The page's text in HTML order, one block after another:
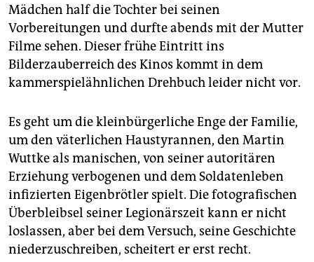
Mädchen half die Tochter bei seinen
Vorbereitungen und durfte abends mit der Mutter
Filme sehen. Dieser frühe Eintritt ins
Bilderzauberreich des Kinos kommt in dem
kammerspielähnlichen Drehbuch leider nicht vor.
Es geht um die kleinbürgerliche Enge der Familie,
um den väterlichen Haustyrannen, den Martin
Wuttke als manischen, von seiner autoritären
Erziehung verbogenen und dem Soldatenleben
infizierten Eigenbrötler spielt. Die fotografischen
Überbleibsel seiner Legionärszeit kann er nicht
loslassen, aber bei dem Versuch, seine Geschichte
niederzuschreiben, scheitert er erst recht.